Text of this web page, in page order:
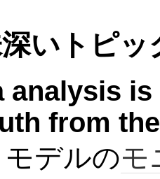
深いトピッ
analysis
from
モデルのモ